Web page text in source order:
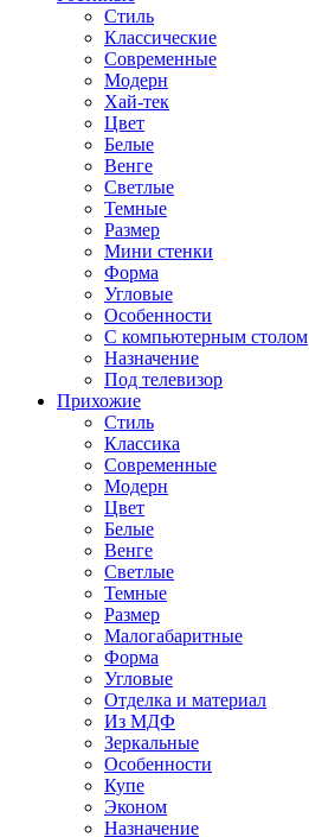
Стиль
Классические
Современные
Модерн
Хай-тек
Цвет
Белые
Венге
Светлые
Темные
Размер
Мини стенки
Форма
Угловые
Особенности
С компьютерным столом
Назначение
Под телевизор
Прихожие
Стиль
Классика
Современные
Модерн
Цвет
Белые
Венге
Светлые
Темные
Размер
Малогабаритные
Форма
Угловые
Отделка и материал
Из МДФ
Зеркальные
Особенности
Купе
Эконом
Назначение